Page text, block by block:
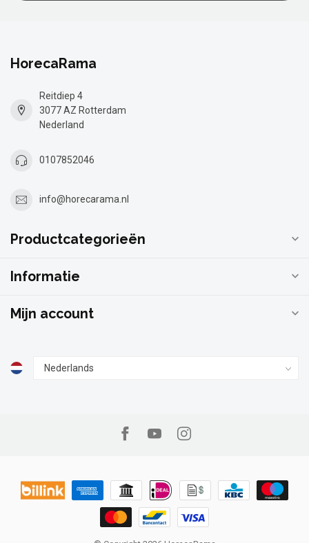
HorecaRama
Reitdiep 4
3077 AZ Rotterdam
Nederland
0107852046
info@horecarama.nl
Productcategorieën
Informatie
Mijn account